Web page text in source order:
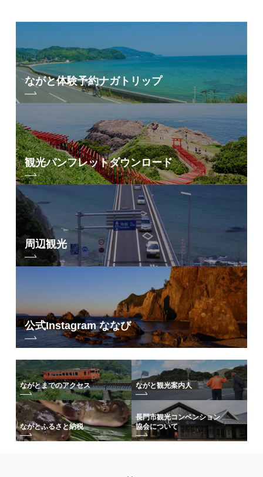
ながと体験予約ナガトリップ
観光パンフレットダウンロード
周辺観光
公式Instagram ななび
ながとまでのアクセス ながと観光案内人
ながとふるさと納税
長門市観光コンベンション
協会について